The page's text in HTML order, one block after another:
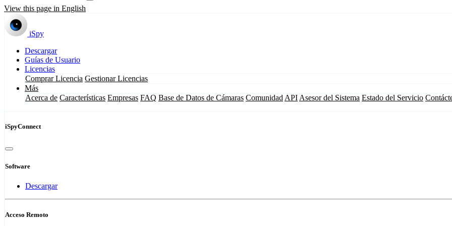
View this page in English
iSpy
Descargar
Guías de Usuario
Licencias
Comprar Licencia Gestionar Licencias
Más
Acerca de Características Empresas FAQ Base de Datos de Cámaras Comunidad API Asesor del Sistema Estado del Servicio
iSpyConnect
Software
Descargar
Acceso Remoto